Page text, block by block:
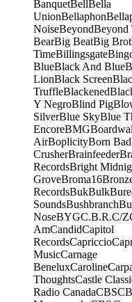
BanquetBellBella
UnionBellaphon
NoiseBeyondBeyond
BearBig BeatBig
TimeBillingsgate
BlueBlack And Blue
LionBlack Screen
TruffleBlackened
Y NegroBlind Pig
SilverBlue SkyBlue
EncoreBMG
AirBoplicityBorn Bad
CrusherBrainfeeder
RecordsBright
GroveBroma16
RecordsBukBulk
SoundsBushbranch
NoseBYGC.B.R.C/Z
AmCandidCapitol
RecordsCapriccio
MusicCarnage
BeneluxCaroline
ThoughtsCastle
Radio CanadaCBS